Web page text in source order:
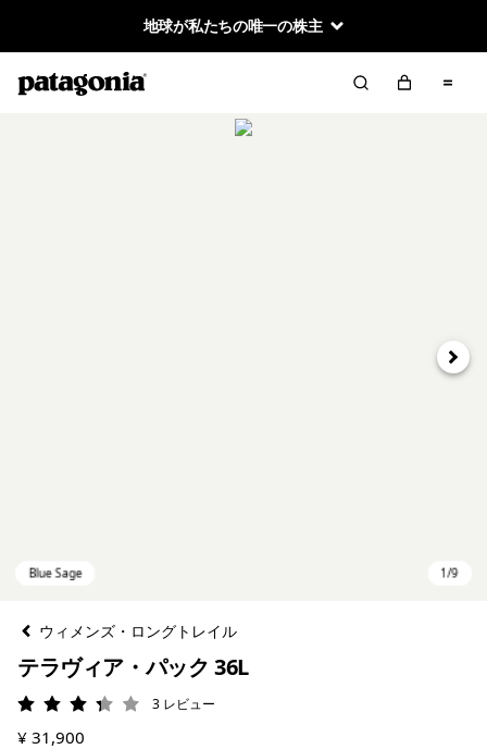
地球が私たちの唯一の株主
次へ
ウィメンズ・ロングトレイル
テラヴィア・パック 36L
評価: 3.3 / 5
3 レビュー
¥ 31,900